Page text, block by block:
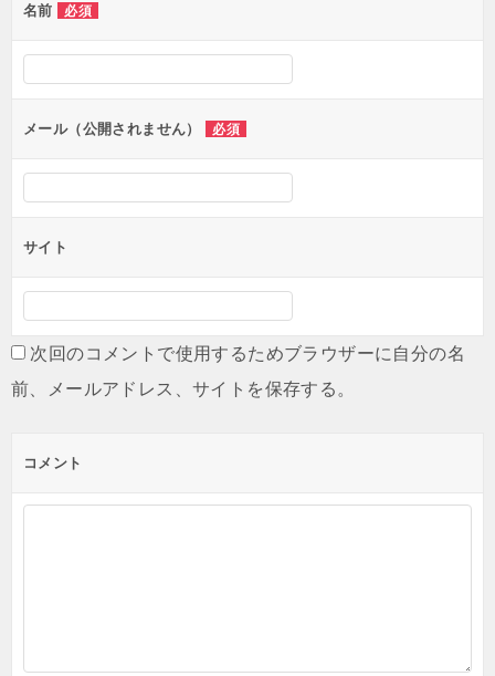
ー
シ
ョ
ン
名前 必須
メール（公開されません） 必須
サイト
次回のコメントで使用するためブラウザーに自分の名
前、メールアドレス、サイトを保存する。
コメント